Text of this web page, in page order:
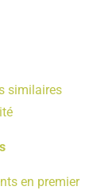
similaires
en premier